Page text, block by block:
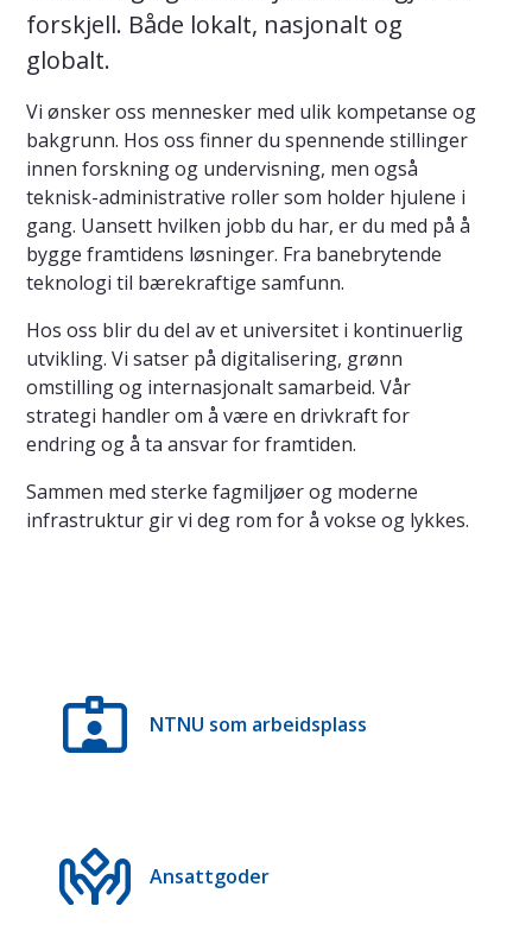
forskjell. Både lokalt, nasjonalt og
globalt.
Vi ønsker oss mennesker med ulik kompetanse og
bakgrunn. Hos oss finner du spennende stillinger
innen forskning og undervisning, men også
teknisk-administrative roller som holder hjulene i
gang. Uansett hvilken jobb du har, er du med på å
bygge framtidens løsninger. Fra banebrytende
teknologi til bærekraftige samfunn.
Hos oss blir du del av et universitet i kontinuerlig
utvikling. Vi satser på digitalisering, grønn
omstilling og internasjonalt samarbeid. Vår
strategi handler om å være en drivkraft for
endring og å ta ansvar for framtiden.
Sammen med sterke fagmiljøer og moderne
infrastruktur gir vi deg rom for å vokse og lykkes.
NTNU som arbeidsplass
Ansattgoder